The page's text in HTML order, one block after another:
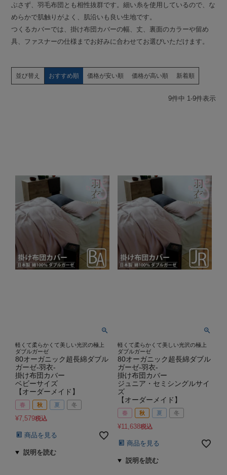
ぶさず、羽毛布団とも相性抜群です。細い糸を使用しているので、な
めらかで肌触りがよく、肌沿いも良い生地です。
つくるカバーでは、掛け布団カバーの幅、丈、裏面のカラーや留め
具、ファスナーの仕様までお好みに合わせてお選びいただけます。
並び替え おすすめ順 価格が安い順 価格が高い順 新着順
9件中 1-9件表示
軽くて柔らかくて美しい光沢の極上
ダブルガーゼ
80オーガニック超長綿ダブル
ガーゼ-羽衣-
掛け布団カバー
ベビーサイズ
【オーダーメイド】
春 秋 夏 冬
¥7,579税込
商品を見る
軽くて柔らかくて美しい光沢の極上
ダブルガーゼ
80オーガニック超長綿ダブル
ガーゼ-羽衣-
掛け布団カバー
ジュニア・セミシングルサイ
ズ
【オーダーメイド】
春 秋 夏 冬
¥11,638税込
商品を見る